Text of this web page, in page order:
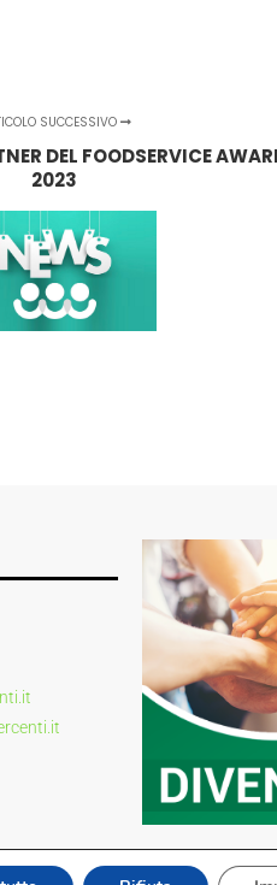
SUCCESSIVO
DEL FOODSERVICE
2023